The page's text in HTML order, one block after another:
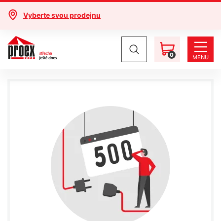
Vyberte svou prodejnu
0 MENU